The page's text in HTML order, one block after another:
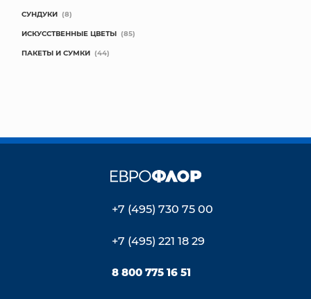
СУНДУКИ (8)
ИСКУССТВЕННЫЕ ЦВЕТЫ (85)
ПАКЕТЫ И СУМКИ (44)
+7 (495) 730 75 00
+7 (495) 221 18 29
8 800 775 16 51